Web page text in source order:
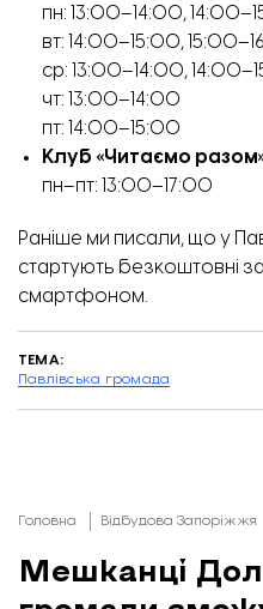
пн: 13:00–14:00,
вт: 14:00–15:00,
ср: 13:00–14:00,
чт: 13:00–14:00
пт: 14:00–15:00
Клуб «Читаємо
пн–пт: 13:00–17:00
Раніше ми писали, що у
стартують безкоштовні
смартфоном.
ТЕМА:
Павлівська громада
Головна Відбудова Запоріжжя
Мешканці